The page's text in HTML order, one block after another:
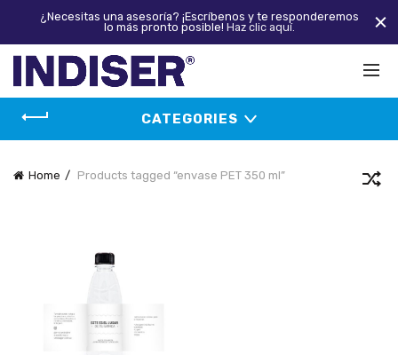
CATEGORIES
Home Products tagged “envase PET 350 ml”
¿Necesitas una asesoría? ¡Escríbenos y te responderemos
lo más pronto posible! Haz clic aquí.